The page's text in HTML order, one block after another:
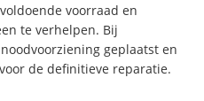
voorraad en
te verhelpen. Bij
geplaatst en
de definitieve reparatie.